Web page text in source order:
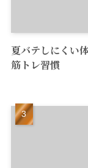
夏バテしにくい
筋トレ習慣